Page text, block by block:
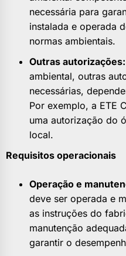
necessária para
instalada e operada
normas ambientais.
Outras autorizações:
ambiental, outras
necessárias,
Por exemplo, a ETE
uma autorização do
local.
Requisitos operacionais
Operação e
deve ser operada e
as instruções do
manutenção
garantir o